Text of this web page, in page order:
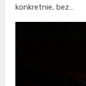
konkretnie, bez…